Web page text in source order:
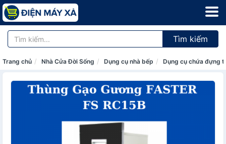
Tìm kiếm
Trang chủ Nhà Cửa Đời Sống Dụng cụ nhà bếp Dụng cụ chứa đựng